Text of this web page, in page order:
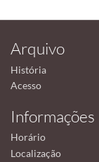
Arquivo
História
Acesso
Informações
Horário
Localização